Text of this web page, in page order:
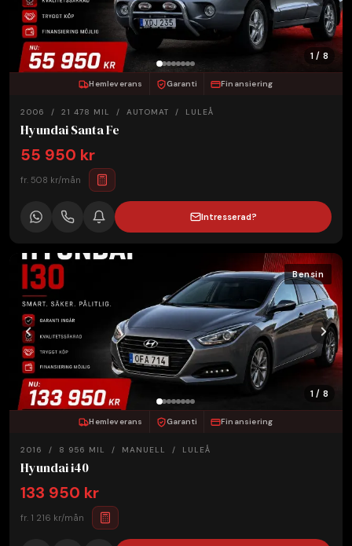
1 / 8
Hemleverans Garanti Finansiering
2006 / 21 478 MIL / AUTOMAT / LULEÅ
Hyundai Santa Fe
55 950 kr
fr. 508 kr/mån
Intresserad?
Bensin
1 / 8
Hemleverans Garanti Finansiering
2016 / 8 956 MIL / MANUELL / LULEÅ
Hyundai i40
133 950 kr
fr. 1 216 kr/mån